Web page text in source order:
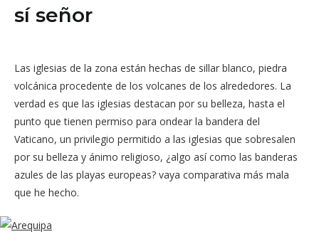
sí señor
Las iglesias de la zona están hechas de sillar blanco, piedra
volcánica procedente de los volcanes de los alrededores. La
verdad es que las iglesias destacan por su belleza, hasta el
punto que tienen permiso para ondear la bandera del
Vaticano, un privilegio permitido a las iglesias que sobresalen
por su belleza y ánimo religioso, ¿algo así como las banderas
azules de las playas europeas? vaya comparativa más mala
que he hecho.